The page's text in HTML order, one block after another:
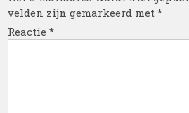
velden zijn gemarkeerd met*
Reactie*